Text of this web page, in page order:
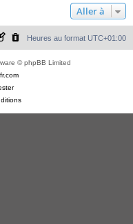
c
e
Aller à
Heures au format UTC+01:00
© phpBB Limited